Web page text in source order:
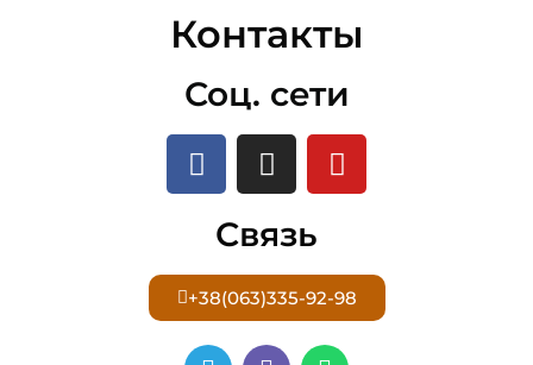
Контакты
Соц. сети
Связь
+38(063)335-92-98